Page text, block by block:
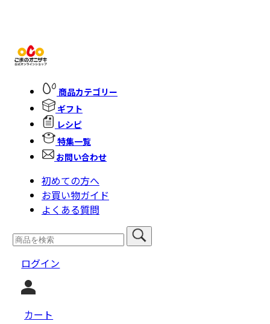
商品カテゴリー
ギフト
レシピ
特集一覧
お問い合わせ
初めての方へ
お買い物ガイド
よくある質問
ログイン
カート